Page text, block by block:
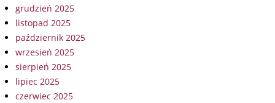
grudzień 2025
listopad 2025
październik 2025
wrzesień 2025
sierpień 2025
lipiec 2025
czerwiec 2025